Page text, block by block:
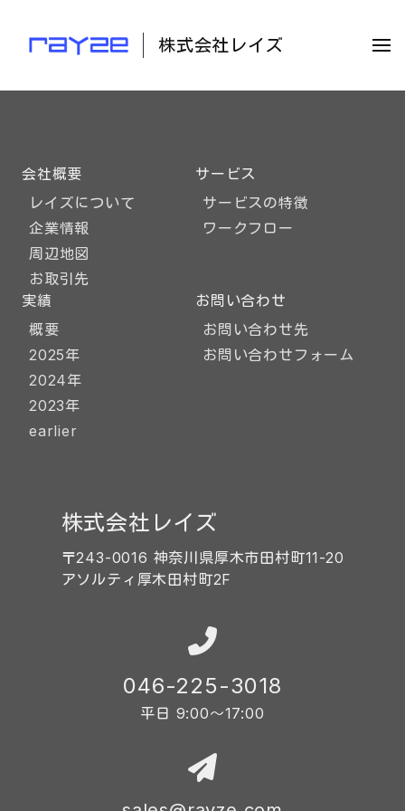
株式会社レイズ
株式会社レイズ
〒243-0016 神奈川県厚木市田村町11-20
アソルティ厚木田村町2F
046-225-3018
平日 9:00〜17:00
会社概要
レイズについて
企業情報
周辺地図
お取引先
サービス
サービスの特徴
ワークフロー
実績
概要
2025年
2024年
2023年
earlier
お問い合わせ
お問い合わせ先
お問い合わせフォーム